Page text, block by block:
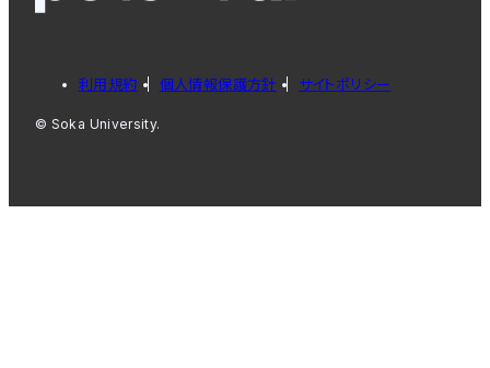
利用規約 個人情報保護方針 サイトポリシー
© Soka University.